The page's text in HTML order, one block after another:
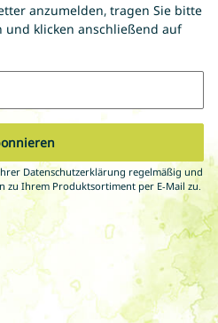
anzumelden, tragen Sie bitte
und klicken anschließend auf
Datenschutzerklärung regelmäßig und
Ihrem Produktsortiment per E-Mail zu.